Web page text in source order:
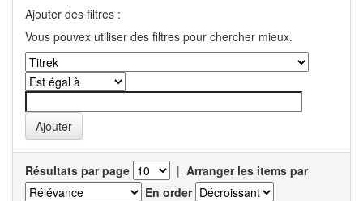
Ajouter des filtres :
Vous pouvex utiliser des filtres pour chercher mieux.
Résultats par page | Arranger les items par
En order